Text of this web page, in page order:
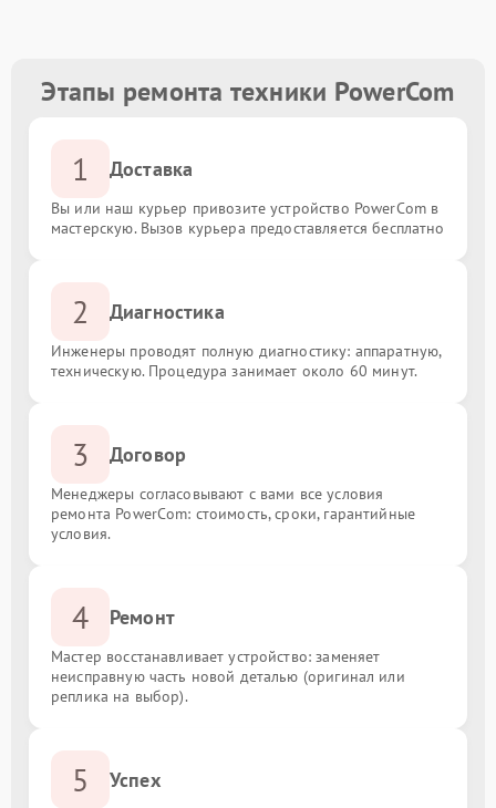
Этапы ремонта техники PowerCom
1 Доставка
Вы или наш курьер привозите устройство PowerCom в
мастерскую. Вызов курьера предоставляется бесплатно
2 Диагностика
Инженеры проводят полную диагностику: аппаратную,
техническую. Процедура занимает около 60 минут.
3 Договор
Менеджеры согласовывают с вами все условия
ремонта PowerCom: стоимость, сроки, гарантийные
условия.
4 Ремонт
Мастер восстанавливает устройство: заменяет
неисправную часть новой деталью (оригинал или
реплика на выбор).
5 Успех